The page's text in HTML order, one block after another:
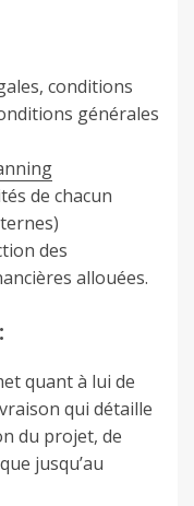
conditions
générales
de chacun
des
allouées.
quant à lui de
qui détaille
du projet, de
jusqu’au